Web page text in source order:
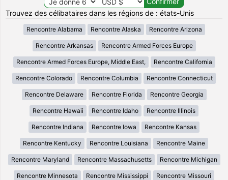
Trouvez des célibataires dans les régions de : états-Unis
Rencontre Alabama Rencontre Alaska Rencontre Arizona
Rencontre Arkansas Rencontre Armed Forces Europe
Rencontre Armed Forces Europe, Middle East, Rencontre California
Rencontre Colorado Rencontre Columbia Rencontre Connecticut
Rencontre Delaware Rencontre Florida Rencontre Georgia
Rencontre Hawaii Rencontre Idaho Rencontre Illinois
Rencontre Indiana Rencontre Iowa Rencontre Kansas
Rencontre Kentucky Rencontre Louisiana Rencontre Maine
Rencontre Maryland Rencontre Massachusetts Rencontre Michigan
Rencontre Minnesota Rencontre Mississippi Rencontre Missouri